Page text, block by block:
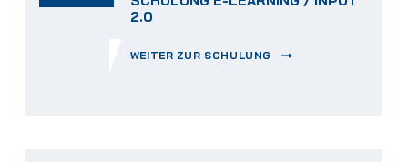
2.0
WEITER ZUR SCHULUNG